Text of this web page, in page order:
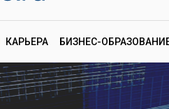
КАРЬЕРА БИЗНЕС-